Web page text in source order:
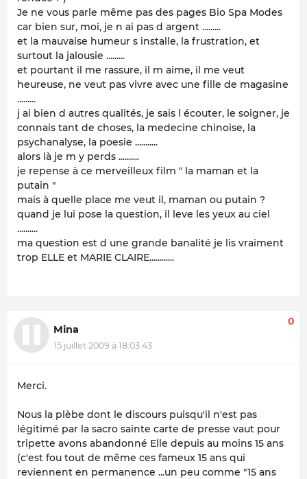
Je ne vous parle même pas des pages Bio Spa Modes
car bien sur, moi, je n ai pas d argent .........
et la mauvaise humeur s installe, la frustration, et
surtout la jalousie .........
et pourtant il me rassure, il m aime, il me veut
heureuse, ne veut pas vivre avec une fille de magasine
.........
j ai bien d autres qualités, je sais l écouter, le soigner, je
connais tant de choses, la medecine chinoise, la
psychanalyse, la poesie ...........
alors là je m y perds ..........
je repense à ce merveilleux film " la maman et la
putain "
mais à quelle place me veut il, maman ou putain ?
quand je lui pose la question, il leve les yeux au ciel
..........
ma question est d une grande banalité je lis vraiment
trop ELLE et MARIE CLAIRE............
Mina
15 juillet 2009 à 18:03:43
0
Merci.
Nous la plèbe dont le discours puisqu'il n'est pas
légitimé par la sacro sainte carte de presse vaut pour
tripette avons abandonné Elle depuis au moins 15 ans
(c'est fou tout de même ces fameux 15 ans qui
reviennent en permanence ...un peu comme "15 ans